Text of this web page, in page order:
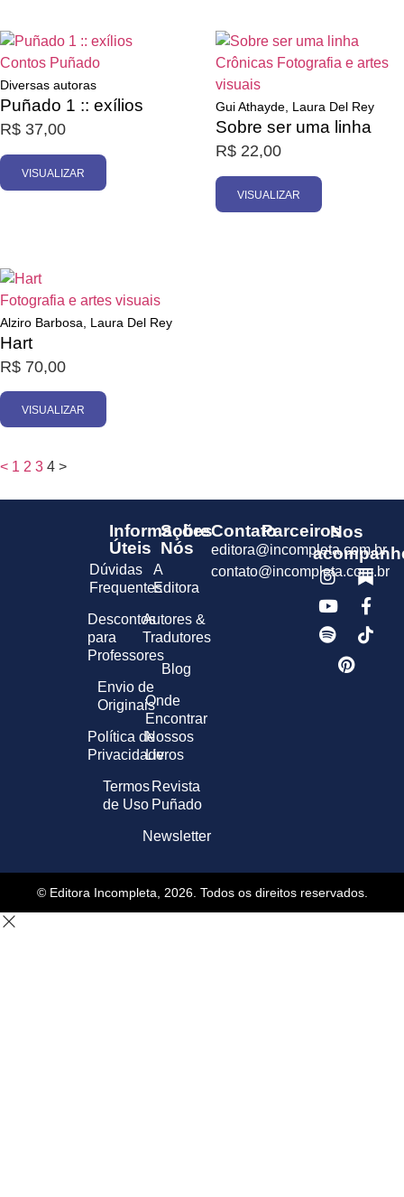
Contos Puñado
Diversas autoras
Puñado 1 :: exílios
R$ 37,00
VISUALIZAR
Crônicas Fotografia e artes
visuais
Gui Athayde, Laura Del Rey
Sobre ser uma linha
R$ 22,00
VISUALIZAR
Fotografia e artes visuais
Alziro Barbosa, Laura Del Rey
Hart
R$ 70,00
VISUALIZAR
< 1 2 3 4 >
Informações
Úteis
Dúvidas
Frequentes
Descontos
para
Professores
Envio de
Originais
Política de
Privacidade
Termos
de Uso
Sobre
Nós
A
Editora
Autores &
Tradutores
Blog
Onde
Encontrar
Nossos
Livros
Revista
Puñado
Newsletter
Contato
editora@incompleta.com.br
contato@incompleta.com.br
ParceirosNos
© Editora Incompleta, 2026. Todos os direitos reservados.